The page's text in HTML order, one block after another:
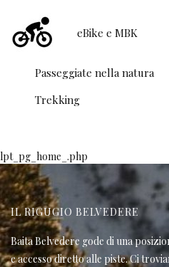
eBike e MBK
Passeggiate nella natura
Trekking
lpt_pg_home_.php
IL RIGUGIO BELVEDERE
Baita Belvedere gode di una
e accesso diretto alle piste. Ci